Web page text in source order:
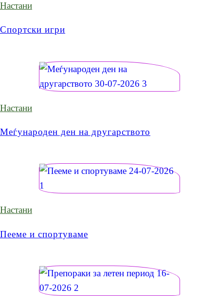
Настани
Спортски игри
Настани
Меѓународен ден на другарството
Настани
Пееме и спортуваме